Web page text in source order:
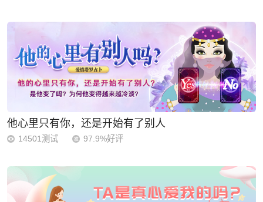
他心里只有你，还是开始有了别人
14501测试 97.9%好评